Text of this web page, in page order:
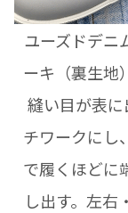
ユーズドデニ
ーキ（裏生地
縫い目が表
チワークにし
で履くほどに
し出す。左右